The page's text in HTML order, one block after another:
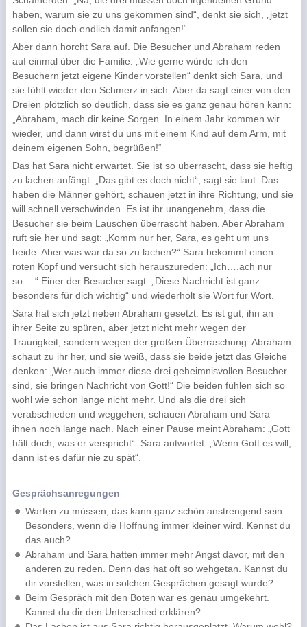
haben, warum sie zu uns gekommen sind“, denkt sie sich, „jetzt
sollen sie doch endlich damit anfangen!“.
Aber dann horcht Sara auf. Die Besucher und Abraham reden
auf einmal über die Familie. „Wie gerne würde ich den
Besuchern jetzt eigene Kinder vorstellen“ denkt sich Sara, und
sie fühlt wieder den Schmerz in sich. Aber da sagt einer von den
Dreien plötzlich so deutlich, dass sie es ganz genau hören kann:
„Abraham, mach dir keine Sorgen. In einem Jahr kommen wir
wieder, und dann wirst du uns mit einem Kind auf dem Arm, mit
deinem eigenen Sohn, begrüßen!“
Das hat Sara nicht erwartet. Sie ist so überrascht, dass sie heftig
zu lachen anfängt. „Das gibt es doch nicht“, sagt sie laut. Das
haben die Männer gehört, schauen jetzt in ihre Richtung, und sie
will schnell verschwinden. Es ist ihr unangenehm, dass die
Besucher sie beim Lauschen überrascht haben. Aber Abraham
ruft sie her und sagt: „Komm nur her, Sara, es geht um uns
beide. Aber was war da so zu lachen?“ Sara bekommt einen
roten Kopf und versucht sich herauszureden: „Ich….ach nur
so….“ Einer der Besucher sagt: „Diese Nachricht ist ganz
besonders für dich wichtig“ und wiederholt sie Wort für Wort.
Sara hat sich jetzt neben Abraham gesetzt. Es ist gut, ihn an
ihrer Seite zu spüren, aber jetzt nicht mehr wegen der
Traurigkeit, sondern wegen der großen Überraschung. Abraham
schaut zu ihr her, und sie weiß, dass sie beide jetzt das Gleiche
denken: „Wer auch immer diese drei geheimnisvollen Besucher
sind, sie bringen Nachricht von Gott!“ Die beiden fühlen sich so
wohl wie schon lange nicht mehr. Und als die drei sich
verabschieden und weggehen, schauen Abraham und Sara
ihnen noch lange nach. Nach einer Pause meint Abraham: „Gott
hält doch, was er verspricht“. Sara antwortet: „Wenn Gott es will,
dann ist es dafür nie zu spät“.
Gesprächsanregungen
Warten zu müssen, das kann ganz schön anstrengend sein.
Besonders, wenn die Hoffnung immer kleiner wird. Kennst du
das auch?
Abraham und Sara hatten immer mehr Angst davor, mit den
anderen zu reden. Denn das hat oft so wehgetan. Kannst du
dir vorstellen, was in solchen Gesprächen gesagt wurde?
Beim Gespräch mit den Boten war es genau umgekehrt.
Kannst du dir den Unterschied erklären?